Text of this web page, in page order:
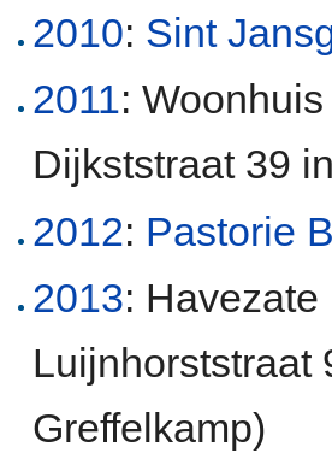
2010: Sint
2011:
Dijkststraat 39
2012: Pastorie
2013:
Luijnhorststraat
Greffelkamp)